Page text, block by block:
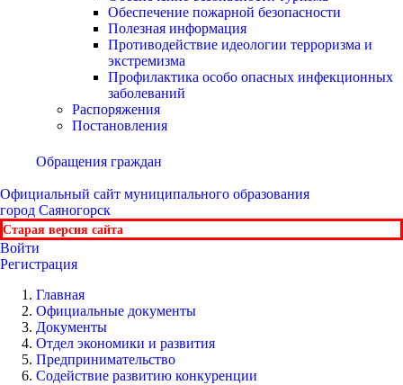
Обеспечение пожарной безопасности
Полезная информация
Противодействие идеологии терроризма и
экстремизма
Профилактика особо опасных инфекционных
заболеваний
Распоряжения
Постановления
Обращения граждан
Официальный сайт муниципального образования
город Саяногорск
Старая версия сайта
Войти
Регистрация
Главная
Официальные документы
Документы
Отдел экономики и развития
Предпринимательство
Содействие развитию конкуренции